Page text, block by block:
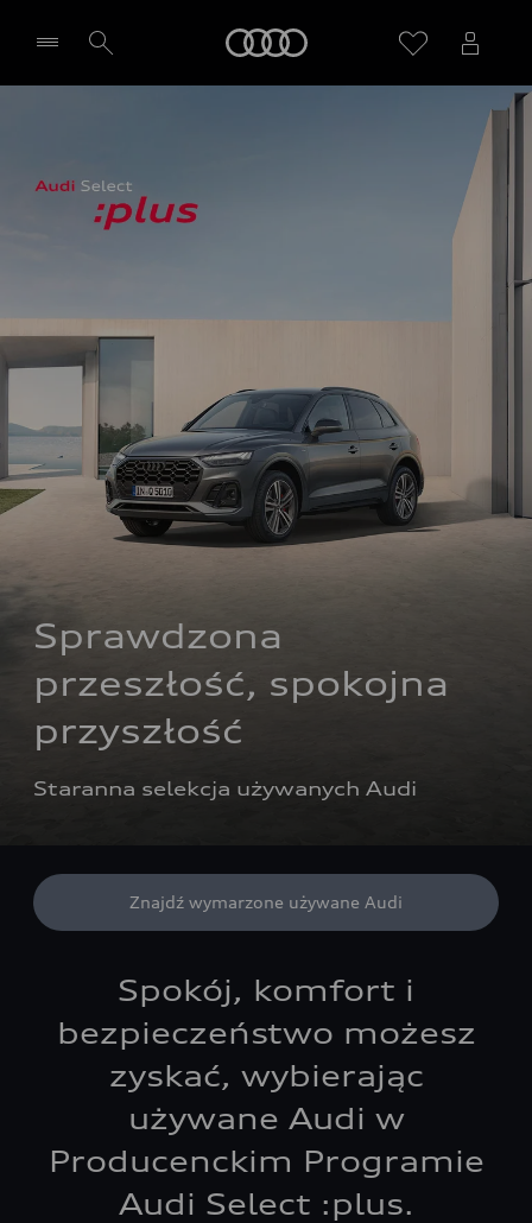
Sprawdzona
przeszłość, spokojna
przyszłość
Staranna selekcja używanych Audi
Znajdź wymarzone używane Audi
Spokój, komfort i
bezpieczeństwo możesz
zyskać, wybierając
używane Audi w
Producenckim Programie
Audi Select :plus.